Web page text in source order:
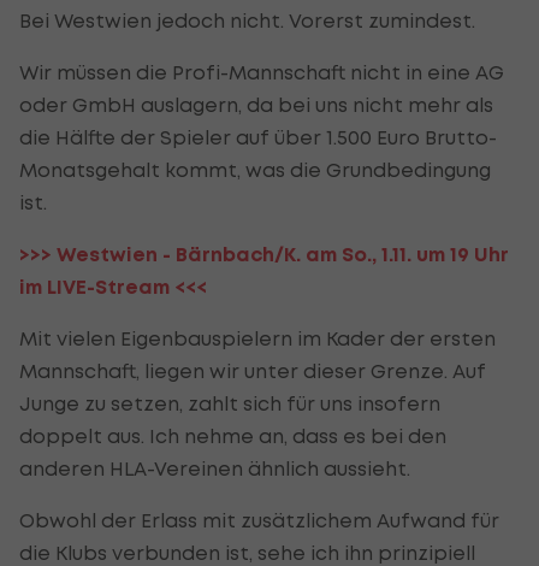
Bei Westwien jedoch nicht. Vorerst zumindest.
Wir müssen die Profi-Mannschaft nicht in eine AG
oder GmbH auslagern, da bei uns nicht mehr als
die Hälfte der Spieler auf über 1.500 Euro Brutto-
Monatsgehalt kommt, was die Grundbedingung
ist.
>>> Westwien - Bärnbach/K. am So., 1.11. um 19 Uhr
im LIVE-Stream <<<
Mit vielen Eigenbauspielern im Kader der ersten
Mannschaft, liegen wir unter dieser Grenze. Auf
Junge zu setzen, zahlt sich für uns insofern
doppelt aus. Ich nehme an, dass es bei den
anderen HLA-Vereinen ähnlich aussieht.
Obwohl der Erlass mit zusätzlichem Aufwand für
die Klubs verbunden ist, sehe ich ihn prinzipiell